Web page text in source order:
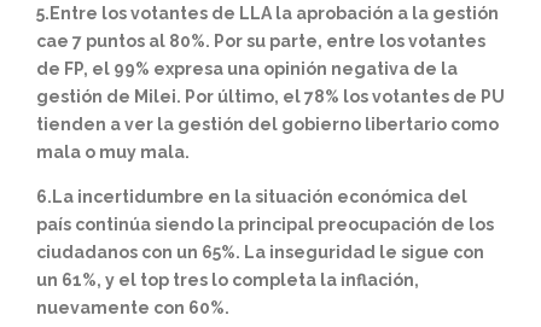
5.Entre los votantes de LLA la aprobación a la gestión
cae 7 puntos al 80%. Por su parte, entre los votantes
de FP, el 99% expresa una opinión negativa de la
gestión de Milei. Por último, el 78% los votantes de PU
tienden a ver la gestión del gobierno libertario como
mala o muy mala.
6.La incertidumbre en la situación económica del
país continúa siendo la principal preocupación de los
ciudadanos con un 65%. La inseguridad le sigue con
un 61%, y el top tres lo completa la inflación,
nuevamente con 60%.